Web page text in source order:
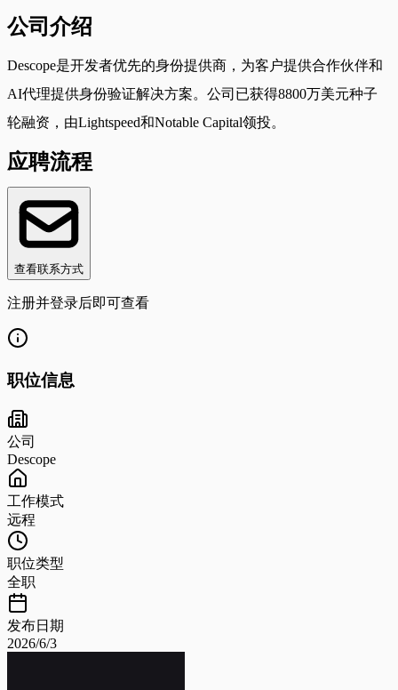
公司介绍
Descope是开发者优先的身份提供商，为客户提供合作伙伴和
AI代理提供身份验证解决方案。公司已获得8800万美元种子
轮融资，由Lightspeed和Notable Capital领投。
应聘流程
查看联系方式
注册并登录后即可查看
职位信息
公司
Descope
工作模式
远程
职位类型
全职
发布日期
2026/6/3